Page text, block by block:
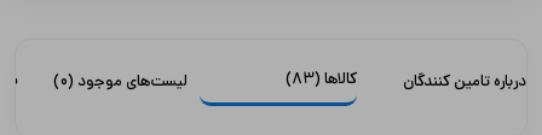
درباره تامین کنندگان کالاها (83) لیست‌های موجود (0)